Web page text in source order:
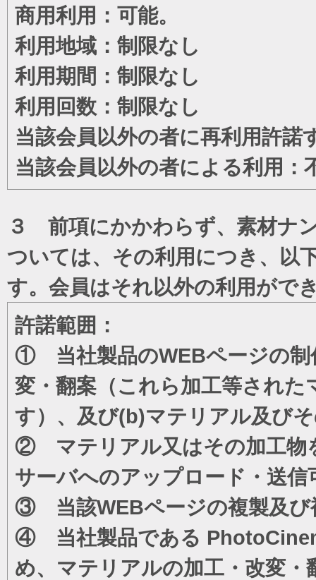
商用利用：可能。
利用地域：制限なし
利用期間：制限なし
利用回数：制限なし
当該会員以外の者に再利用許諾
当該会員以外の者による利用：
３ 前項にかかわらず、素材ナ
ついては、その利用につき、以
す。会員はそれ以外の利用がで
許諾範囲：
① 当社製品のWEBページの制
変・翻案（これら加工等され
す）、及び(b)マテリアル及び
② マテリアル又はその加工物
サーバへのアップロード・送信
③ 当該WEBページの複製及び
④ 当社製品である
め、マテリアルの加工・改変